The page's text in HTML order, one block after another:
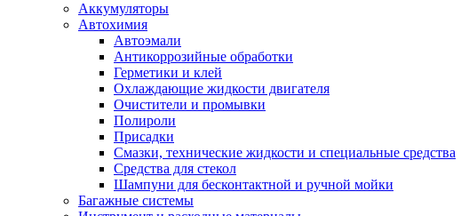
Аккумуляторы
Автохимия
Автоэмали
Антикоррозийные обработки
Герметики и клей
Охлаждающие жидкости двигателя
Очистители и промывки
Полироли
Присадки
Смазки, технические жидкости и специальные средства
Средства для стекол
Шампуни для бесконтактной и ручной мойки
Багажные системы